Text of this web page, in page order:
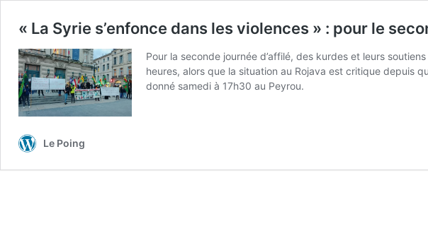
« La Syrie s’enfonce dans les violences » : pour le
Pour la seconde journée d’affilé, des kurdes et leurs
heures, alors que la situation au Rojava est critique depuis
donné samedi à 17h30 au Peyrou.
Le Poing